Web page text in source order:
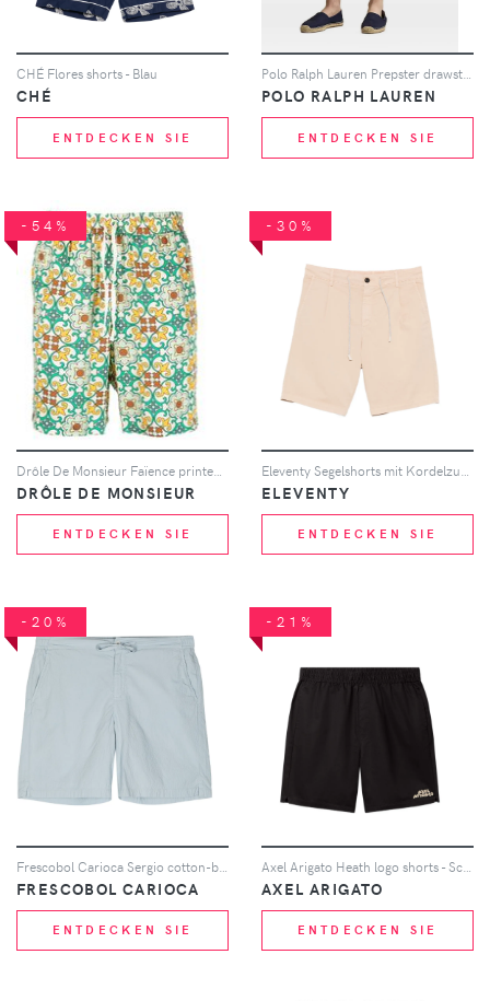
CHÉ Flores shorts - Blau
CHÉ
ENTDECKEN SIE
Polo Ralph Lauren Prepster drawstring logo shorts - Nude
POLO RALPH LAUREN
ENTDECKEN SIE
-54%
DRÔLE DE MONSIEUR
ENTDECKEN SIE
-30%
ELEVENTY
ENTDECKEN SIE
-20%
FRESCOBOL CARIOCA
ENTDECKEN SIE
-21%
AXEL ARIGATO
ENTDECKEN SIE